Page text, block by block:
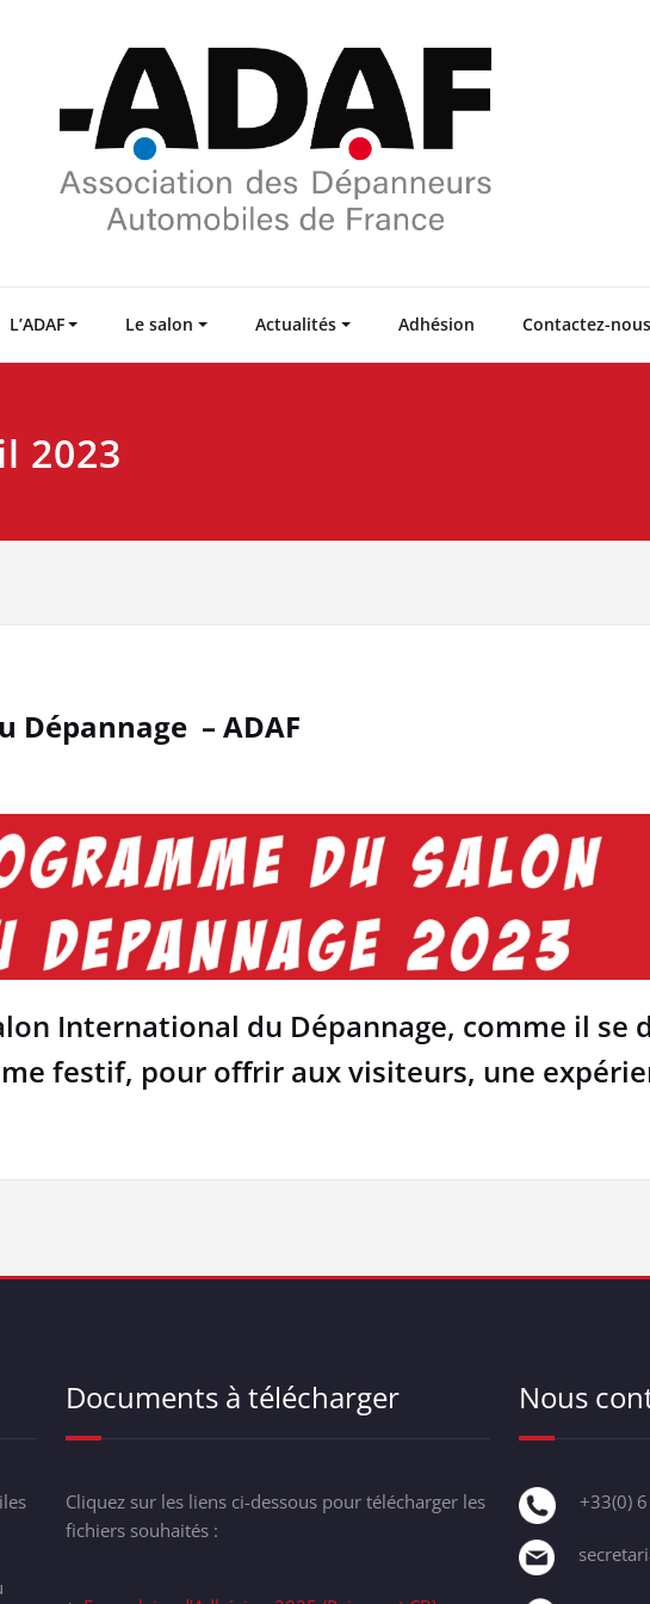
L’ADAF Le salon Actualités Adhésion Contactez-nous
2023
Dépannage – ADAF
International du Dépannage, comme il se
festif, pour offrir aux visiteurs, une
Documents à télécharger
Cliquez sur les liens ci-dessous pour télécharger les
fichiers souhaités :
Nous
+33(0)